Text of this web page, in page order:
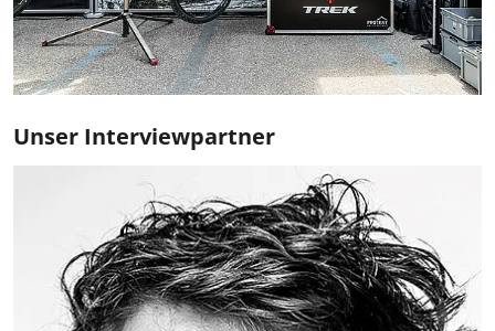
Unser Interviewpartner